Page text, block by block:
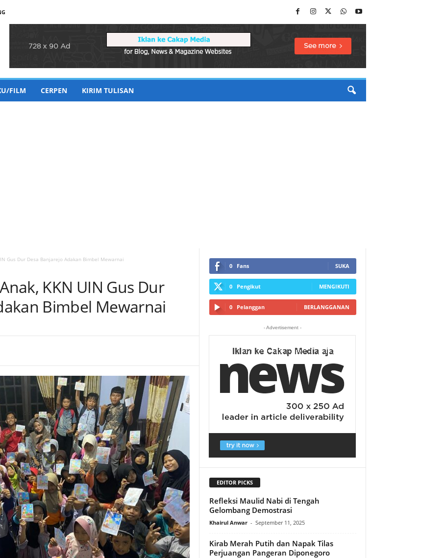
FILM CERPEN KIRIM TULISAN
Gus Dur Desa Banjarejo Adakan Bimbel Mewarnai
KKN UIN Gus Dur
Bimbel Mewarnai
0 Fans SUKA
0 Pengikut MENGIKUTI
0 Pelanggan BERLANGGANAN
- Advertisement -
EDITOR PICKS
Refleksi Maulid Nabi di Tengah
Gelombang Demostrasi
Khairul Anwar - September 11, 2025
Kirab Merah Putih dan Napak Tilas
Perjuangan Pangeran Diponegoro